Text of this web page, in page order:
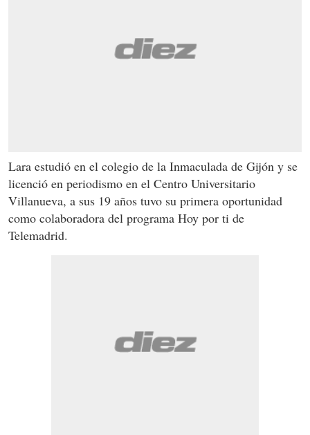
Lara estudió en el colegio de la Inmaculada de Gijón y se
licenció en periodismo en el Centro Universitario
Villanueva, a sus 19 años tuvo su primera oportunidad
como colaboradora del programa Hoy por ti de
Telemadrid.